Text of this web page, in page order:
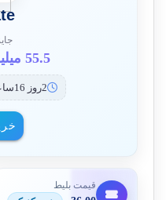
55.5 میلیون
2روز 16ساعت 3دقیقه 56ثانیه
قیمت بلیط